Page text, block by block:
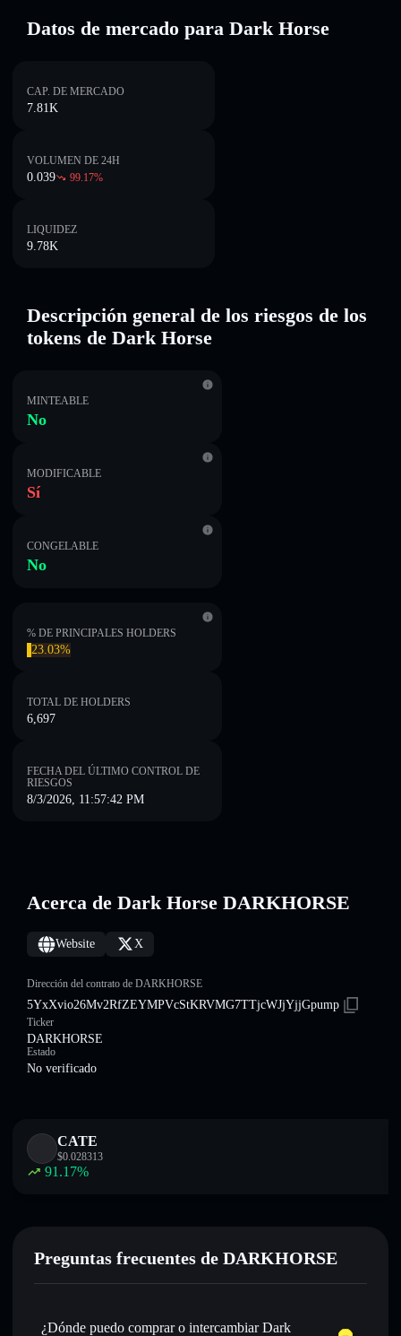
Datos de mercado para Dark Horse
CAP. DE MERCADO
7.81K
VOLUMEN DE 24H
0.039 99.17%
LIQUIDEZ
9.78K
Descripción general de los riesgos de los
tokens de Dark Horse
MINTEABLE
No
MODIFICABLE
Sí
CONGELABLE
No
% DE PRINCIPALES HOLDERS
23.03%
TOTAL DE HOLDERS
6,697
FECHA DEL ÚLTIMO CONTROL DE
RIESGOS
8/3/2026, 11:57:42 PM
Acerca de Dark Horse DARKHORSE
Website X
Dirección del contrato de DARKHORSE
5YxXvio26Mv2RfZEYMPVcStKRVMG7TTjcWJjYjjGpump
Ticker
DARKHORSE
Estado
No verificado
CATE
$0.028313
91.17%
Preguntas frecuentes de DARKHORSE
¿Dónde puedo comprar o intercambiar Dark